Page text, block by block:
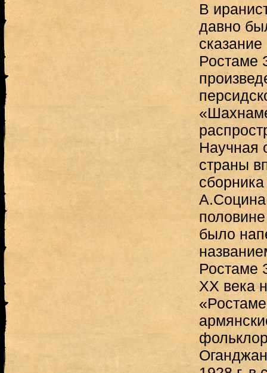
В
давно
сказание
Ростаме
Научная
страны
сборника
было
Ростаме
XX века